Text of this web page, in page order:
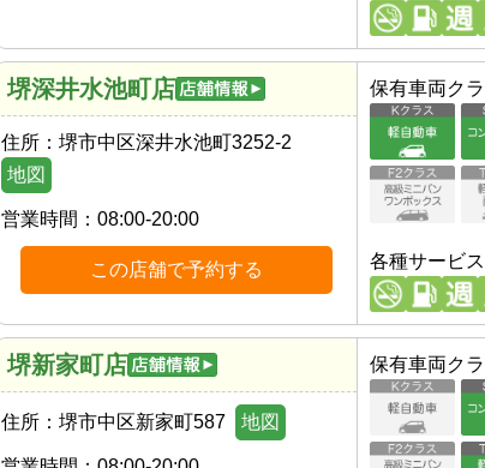
堺深井水池町店
住所： 堺市中区深井水池町3252-2
地図
営業時間： 08:00-20:00
この店舗で予約する
保有車両ク
各種サービス
堺新家町店
住所： 堺市中区新家町587 地図
保有車両ク